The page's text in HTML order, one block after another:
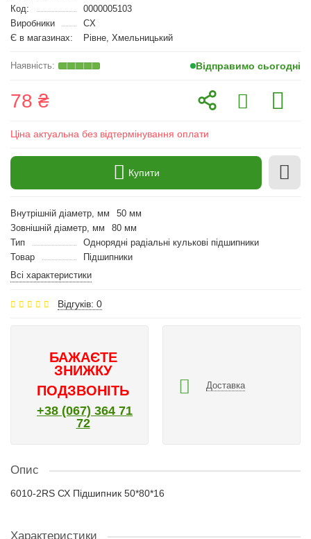
Код:
0000005103
Виробники
CX
Є в магазинах:
Рівне, Хмельницький
Відправимо сьогодні
78 ₴
Ціна актуальна без відтермінування оплати
Купити
Внутрішній діаметр, мм
50 мм
Зовнішній діаметр, мм
80 мм
Тип
Однорядні радіальні кулькові підшипники
Товар
Підшипники
Всі характеристики
Відгуків: 0
БАЖАЄТЕ
ЗНИЖКУ
ПОДЗВОНІТЬ
+38 (067) 364 71
72
Доставка
Опис
6010-2RS СХ Підшипник 50*80*16
Характеристики